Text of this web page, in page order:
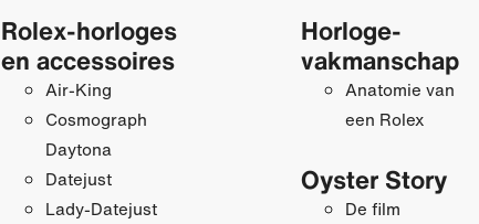
Rolex-horloges
en accessoires
Air-King
Cosmograph
Daytona
Datejust
Lady-Datejust
Horloge­
vakmanschap
Anatomie van
een Rolex
Oyster Story
De film